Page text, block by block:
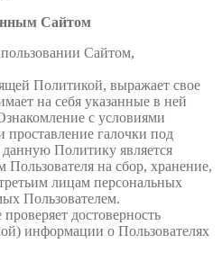
Сайтом
Сайтом,
Политикой, выражает свое
на себя указанные в ней
с условиями
галочки под
Политику является
на сбор, хранение,
лицам персональных
Пользователем.
достоверность
информации о Пользователях